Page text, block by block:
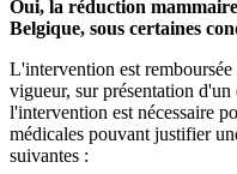
Oui, la réduction
Belgique, sous certaines
L'intervention est
vigueur, sur présentation
l'intervention est nécessaire
médicales pouvant justifier
suivantes :